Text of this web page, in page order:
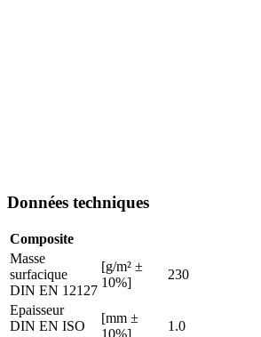
Données techniques
Composite
Masse
surfacique
DIN EN 12127
[g/m² ±
10%]
230
Epaisseur
DIN EN ISO
[mm ±
1.0